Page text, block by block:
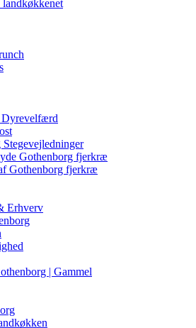
landkøkkenet
Gothenborg fjerkræ
Gothenborg fjerkræ
Erhverv
| Gammel